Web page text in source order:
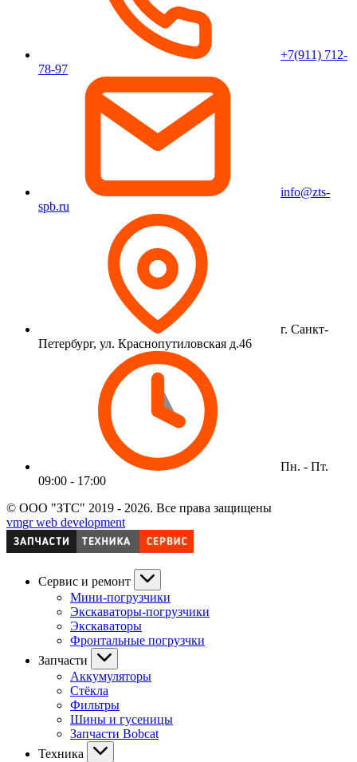
+7(911) 712-
78-97
info@zts-
spb.ru
г. Санкт-
Петербург, ул. Краснопутиловская д.46
Пн. - Пт.
09:00 - 17:00
© ООО "ЗТС" 2019 - 2026. Все права защищены
vmgr web development
Сервис и ремонт
Мини-погрузчики
Экскаваторы-погрузчики
Экскаваторы
Фронтальные погрузчки
Запчасти
Аккумуляторы
Стёкла
Фильтры
Шины и гусеницы
Запчасти Bobcat
Техника